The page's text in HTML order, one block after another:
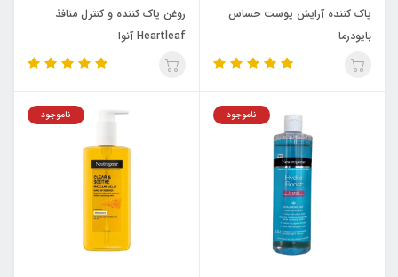
پاک کننده آرایش پوست حساس
بایودرما
روغن پاک کننده و کنترل منافذ
Heartleaf آنوا
ناموجود ناموجود